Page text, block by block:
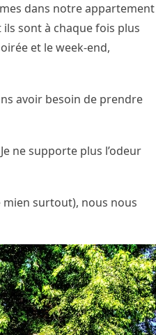
dans notre appartement
sont à chaque fois plus
et le week-end,
avoir besoin de prendre
ne supporte plus l’odeur
mien surtout), nous nous